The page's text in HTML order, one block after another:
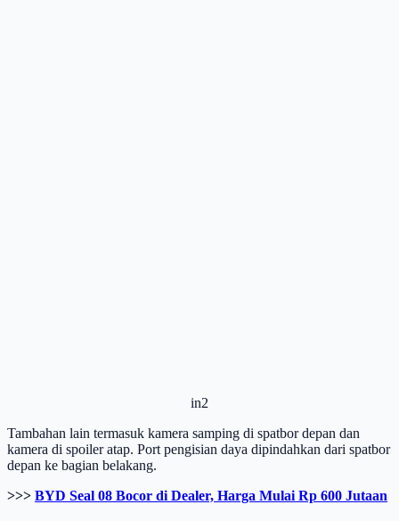
in2
Tambahan lain termasuk kamera samping di spatbor depan dan
kamera di spoiler atap. Port pengisian daya dipindahkan dari spatbor
depan ke bagian belakang.
>>> BYD Seal 08 Bocor di Dealer, Harga Mulai Rp 600 Jutaan